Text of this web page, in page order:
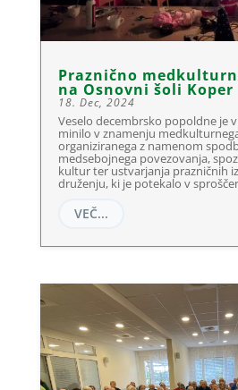
Praznično
na Osnovni šoli Koper
18. Dec, 2024
Veselo decembrsko popoldne je
minilo v znamenju
organiziranega z namenom
medsebojnega povezovanja,
kultur ter ustvarjanja prazničnih
druženju, ki je potekalo v
VEČ...